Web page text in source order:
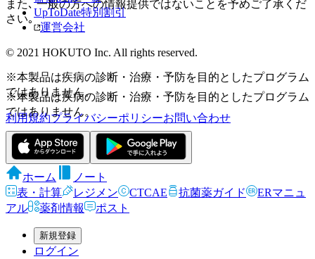
UpToDate特別割引
運営会社
© 2021 HOKUTO Inc. All rights reserved.
※本製品は疾病の診断・治療・予防を目的としたプログラム
ではありません。
利用規約プライバシーポリシーお問い合わせ
また､ 一般の方への情報提供ではないことを予めご了承くだ
さい｡
※本製品は疾病の診断・治療・予防を目的としたプログラム
ではありません。
ホーム
ノート
表・計算
レジメン CTCAE 抗菌薬ガイド
ERマニュ
アル
薬剤情報 ポスト
新規登録
ログイン